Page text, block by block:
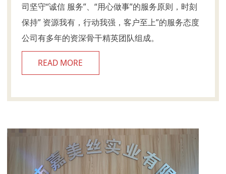
司坚守“诚信 服务”、“用心做事”的服务原则，时刻
保持” 资源我有，行动我强，客户至上”的服务态度
公司有多年的资深骨干精英团队组成。
READ MORE